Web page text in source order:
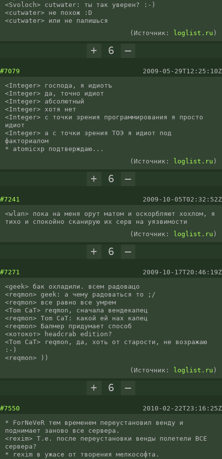
<Svoloch> cutwater: ты так уверен? :-)
<cutwater> не похож :D
<cutwater> или не палишься
(Источник: loglist.ru )
+ 6 –
#7079
2009-05-29T12:25:10Z
<Integer> господа, я идиотъ
<Integer> да, точно идиот
<Integer> абсолютный
<Integer> хотя нет
<Integer> с точки зрения программирования я просто
идиот
<Integer> а с точки зрения ТОЭ я идиот под
факториалом
* atomicxp подтверждаю...
(Источник:
loglist.ru )
+ 6 –
#7241
2009-10-05T02:32:52Z
<wlan> пока на меня орут матом и оскорбляют хохлом, я
тихо и спокойно сканирую их серв на уязвимости
(Источник:
loglist.ru )
+ 6 –
#7271
2009-10-17T20:46:19Z
<geek> бак охладили. всем радовацо
<reqmon> geek: а чему радоваться то ;/
<reqmon> все равно все умрем
<Tom CaT> reqmon, сначала вендекапец
<reqmon> Tom CaT: какой ей нах капец
<reqmon> Балмер придумает способ
<котокoт> headcrab edition?
<Tom CaT> reqmon, да, хоть от старости, не возражаю
:-)
<reqmon> ))
(Источник:
loglist.ru )
+ 6 –
#7550
2010-02-22T23:16:25Z
* ForNeVeR тем временем переустановил венду и
поднимает заново все сервера.
<rexim> Т.е. после переустановки венды полетели ВСЕ
сервера?
* rexim в ужасе от творения мелкософта.